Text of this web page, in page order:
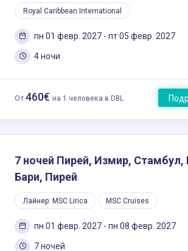
Royal Caribbean International
пн 01 февр. 2027 - пт 05 февр. 2027
4 ночи
От460€ на 1 человека в DBL
7 ночей Пирей, Измир, Стамбул,
Бари, Пирей
Лайнер: MSC Lirica MSC Cruises
пн 01 февр. 2027 - пн 08 февр. 2027
7 ночей